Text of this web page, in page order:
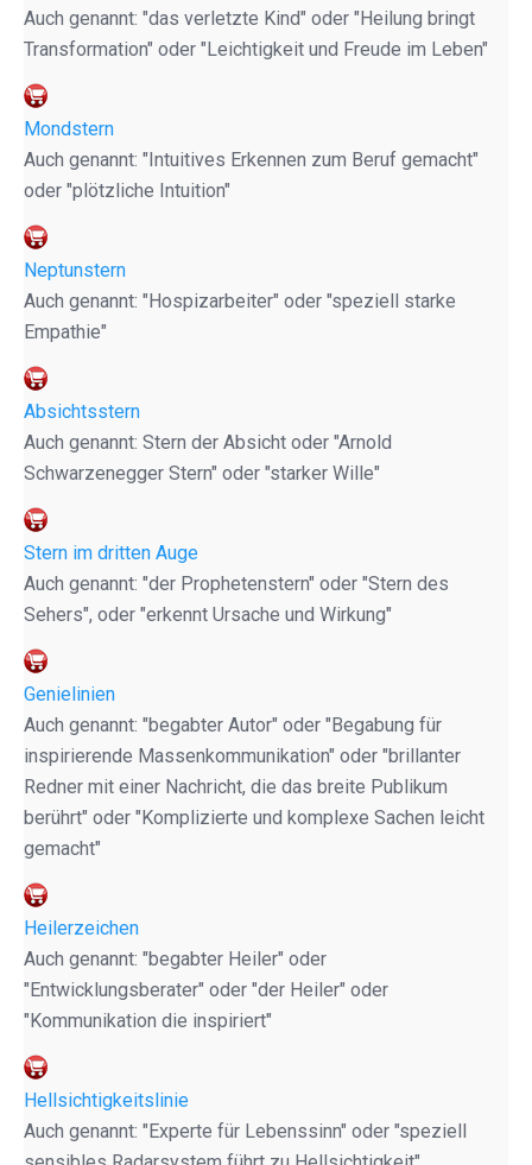
Auch genannt: "das verletzte Kind" oder "Heilung bringt
Transformation" oder "Leichtigkeit und Freude im Leben"
Mondstern
Auch genannt: "Intuitives Erkennen zum Beruf gemacht"
oder "plötzliche Intuition"
Neptunstern
Auch genannt: "Hospizarbeiter" oder "speziell starke
Empathie"
Absichtsstern
Auch genannt: Stern der Absicht oder "Arnold
Schwarzenegger Stern" oder "starker Wille"
Stern im dritten Auge
Auch genannt: "der Prophetenstern" oder "Stern des
Sehers", oder "erkennt Ursache und Wirkung"
Genielinien
Auch genannt: "begabter Autor" oder "Begabung für
inspirierende Massenkommunikation" oder "brillanter
Redner mit einer Nachricht, die das breite Publikum
berührt" oder "Komplizierte und komplexe Sachen leicht
gemacht"
Heilerzeichen
Auch genannt: "begabter Heiler" oder
"Entwicklungsberater" oder "der Heiler" oder
"Kommunikation die inspiriert"
Hellsichtigkeitslinie
Auch genannt: "Experte für Lebenssinn" oder "speziell